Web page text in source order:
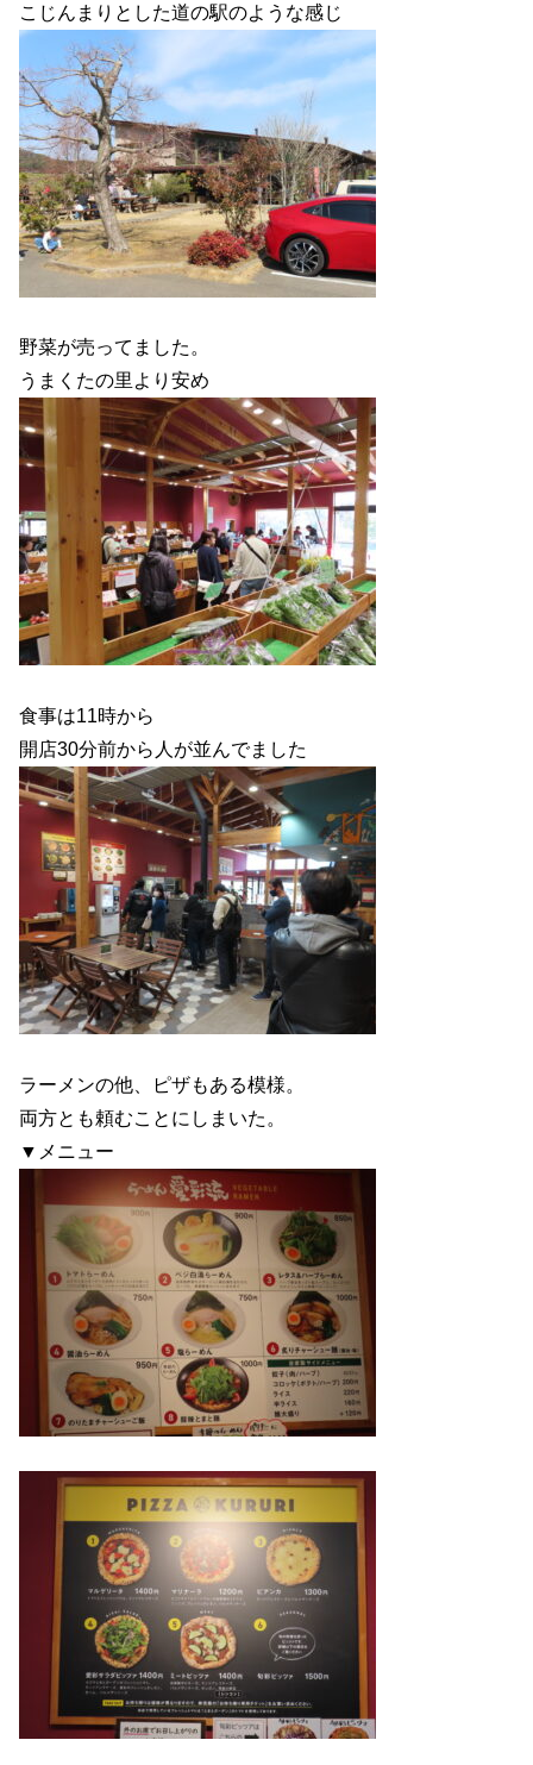
こじんまりとした道の駅のような感じ
野菜が売ってました。
うまくたの里より安め
食事は11時から
開店30分前から人が並んでました
ラーメンの他、ピザもある模様。
両方とも頼むことにしまいた。
▼メニュー